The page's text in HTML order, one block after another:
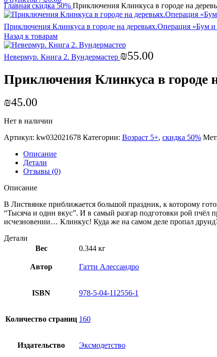
Главнаяскидка 50% Приключения Клинкуса в городе на
Приключения Клинкуса в городе на деревьях.Операция «Бум и
Назад к товарам
Невермур. Книга 2. Вундермастер ₪55.00
Приключения Клинкуса в городе
₪45.00
Нет в наличии
Артикул: kw032021678 Категории: Возраст 5+, скидка 50%
Описание
Детали
Отзывы (0)
Описание
В Листвянке приближается большой праздник, к которому
“Тысяча и один вкус”. И в самый разгар подготовки рой
исчезновении… Клинкус! Куда же на самом деле пропал
Детали
Вес
0.344 кг
Автор Гатти Алессандро
ISBN 978-5-04-112556-1
Количество страниц 160
Издательство Эксмодетство